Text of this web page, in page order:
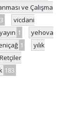
ve Çalışma
vicdani
yayın 1
yehova
1
yılık
183